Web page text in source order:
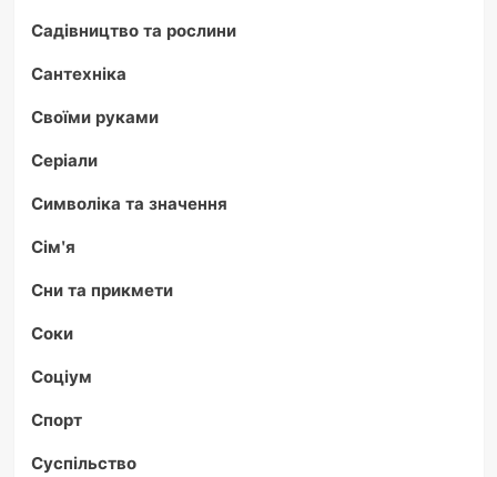
Садівництво та рослини
Сантехніка
Своїми руками
Серіали
Символіка та значення
Сім'я
Сни та прикмети
Соки
Соціум
Спорт
Суспільство